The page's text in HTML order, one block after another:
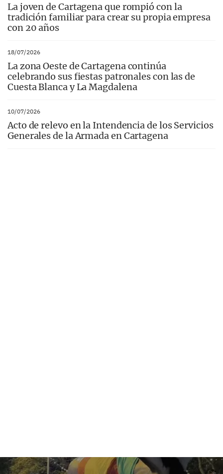
La joven de Cartagena que rompió con la
tradición familiar para crear su propia empresa
con 20 años
18/07/2026
La zona Oeste de Cartagena continúa
celebrando sus fiestas patronales con las de
Cuesta Blanca y La Magdalena
10/07/2026
Acto de relevo en la Intendencia de los Servicios
Generales de la Armada en Cartagena